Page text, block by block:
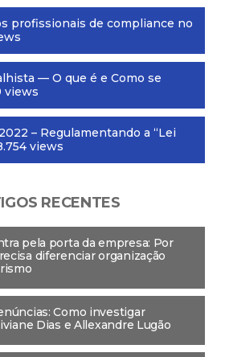
profissionais de compliance no
— O que é e Como se
views
– Regulamentando a “Lei
views
RECENTES
pela porta da empresa: Por
diferenciar organização
Como investigar
Dias e Allexandre Lugão